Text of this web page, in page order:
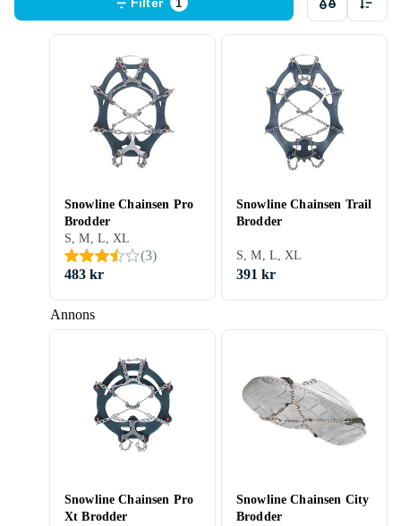
1
Annons
Snowline Chainsen Pro
Brodder
S, M, L, XL
(3)
483 kr
Snowline Chainsen Trail
Brodder
S, M, L, XL
391 kr
Snowline Chainsen Pro
Xt Brodder
Snowline Chainsen City
Brodder